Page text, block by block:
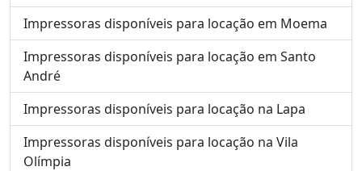
Impressoras disponíveis para locação em Moema
Impressoras disponíveis para locação em Santo
André
Impressoras disponíveis para locação na Lapa
Impressoras disponíveis para locação na Vila
Olímpia